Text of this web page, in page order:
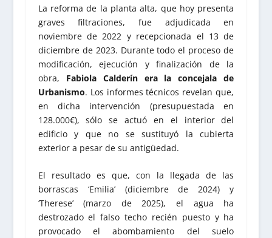
La reforma de la planta alta, que hoy presenta
graves filtraciones, fue adjudicada en
noviembre de 2022 y recepcionada el 13 de
diciembre de 2023. Durante todo el proceso de
modificación, ejecución y finalización de la
obra, Fabiola Calderín era la concejala de
Urbanismo. Los informes técnicos revelan que,
en dicha intervención (presupuestada en
128.000€), sólo se actuó en el interior del
edificio y que no se sustituyó la cubierta
exterior a pesar de su antigüedad.
El resultado es que, con la llegada de las
borrascas ‘Emilia’ (diciembre de 2024) y
‘Therese’ (marzo de 2025), el agua ha
destrozado el falso techo recién puesto y ha
provocado el abombamiento del suelo